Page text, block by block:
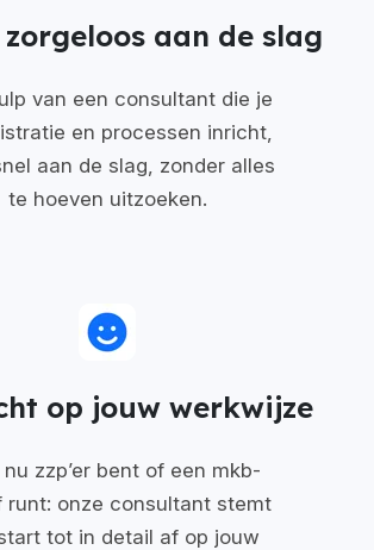
zorgeloos aan de slag
van een consultant die je
en processen inricht,
aan de slag, zonder alles
te hoeven uitzoeken.
op jouw werkwijze
zzp’er bent of een mkb-
runt: onze consultant stemt
tot in detail af op jouw